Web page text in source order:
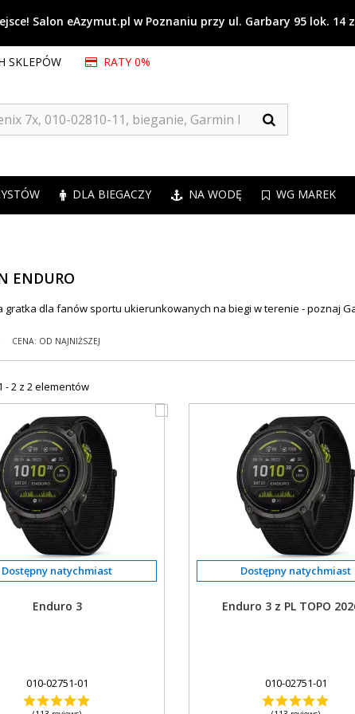
Salon eAzymut.pl w Poznaniu przy ul. Garbary 95 lok. 14
SKLEPÓW RATY 0%
DLA BIEGACZY NA WODĘ WG MAREK
ENDURO
gratka dla fanów sportu ukierunkowanych na biegi w terenie - poznaj
CENA: OD NAJNIŻSZEJ
- 2 z 2 elementów
Enduro 3
010-02751-01
Enduro 3 z PL TOPO
010-02751-01